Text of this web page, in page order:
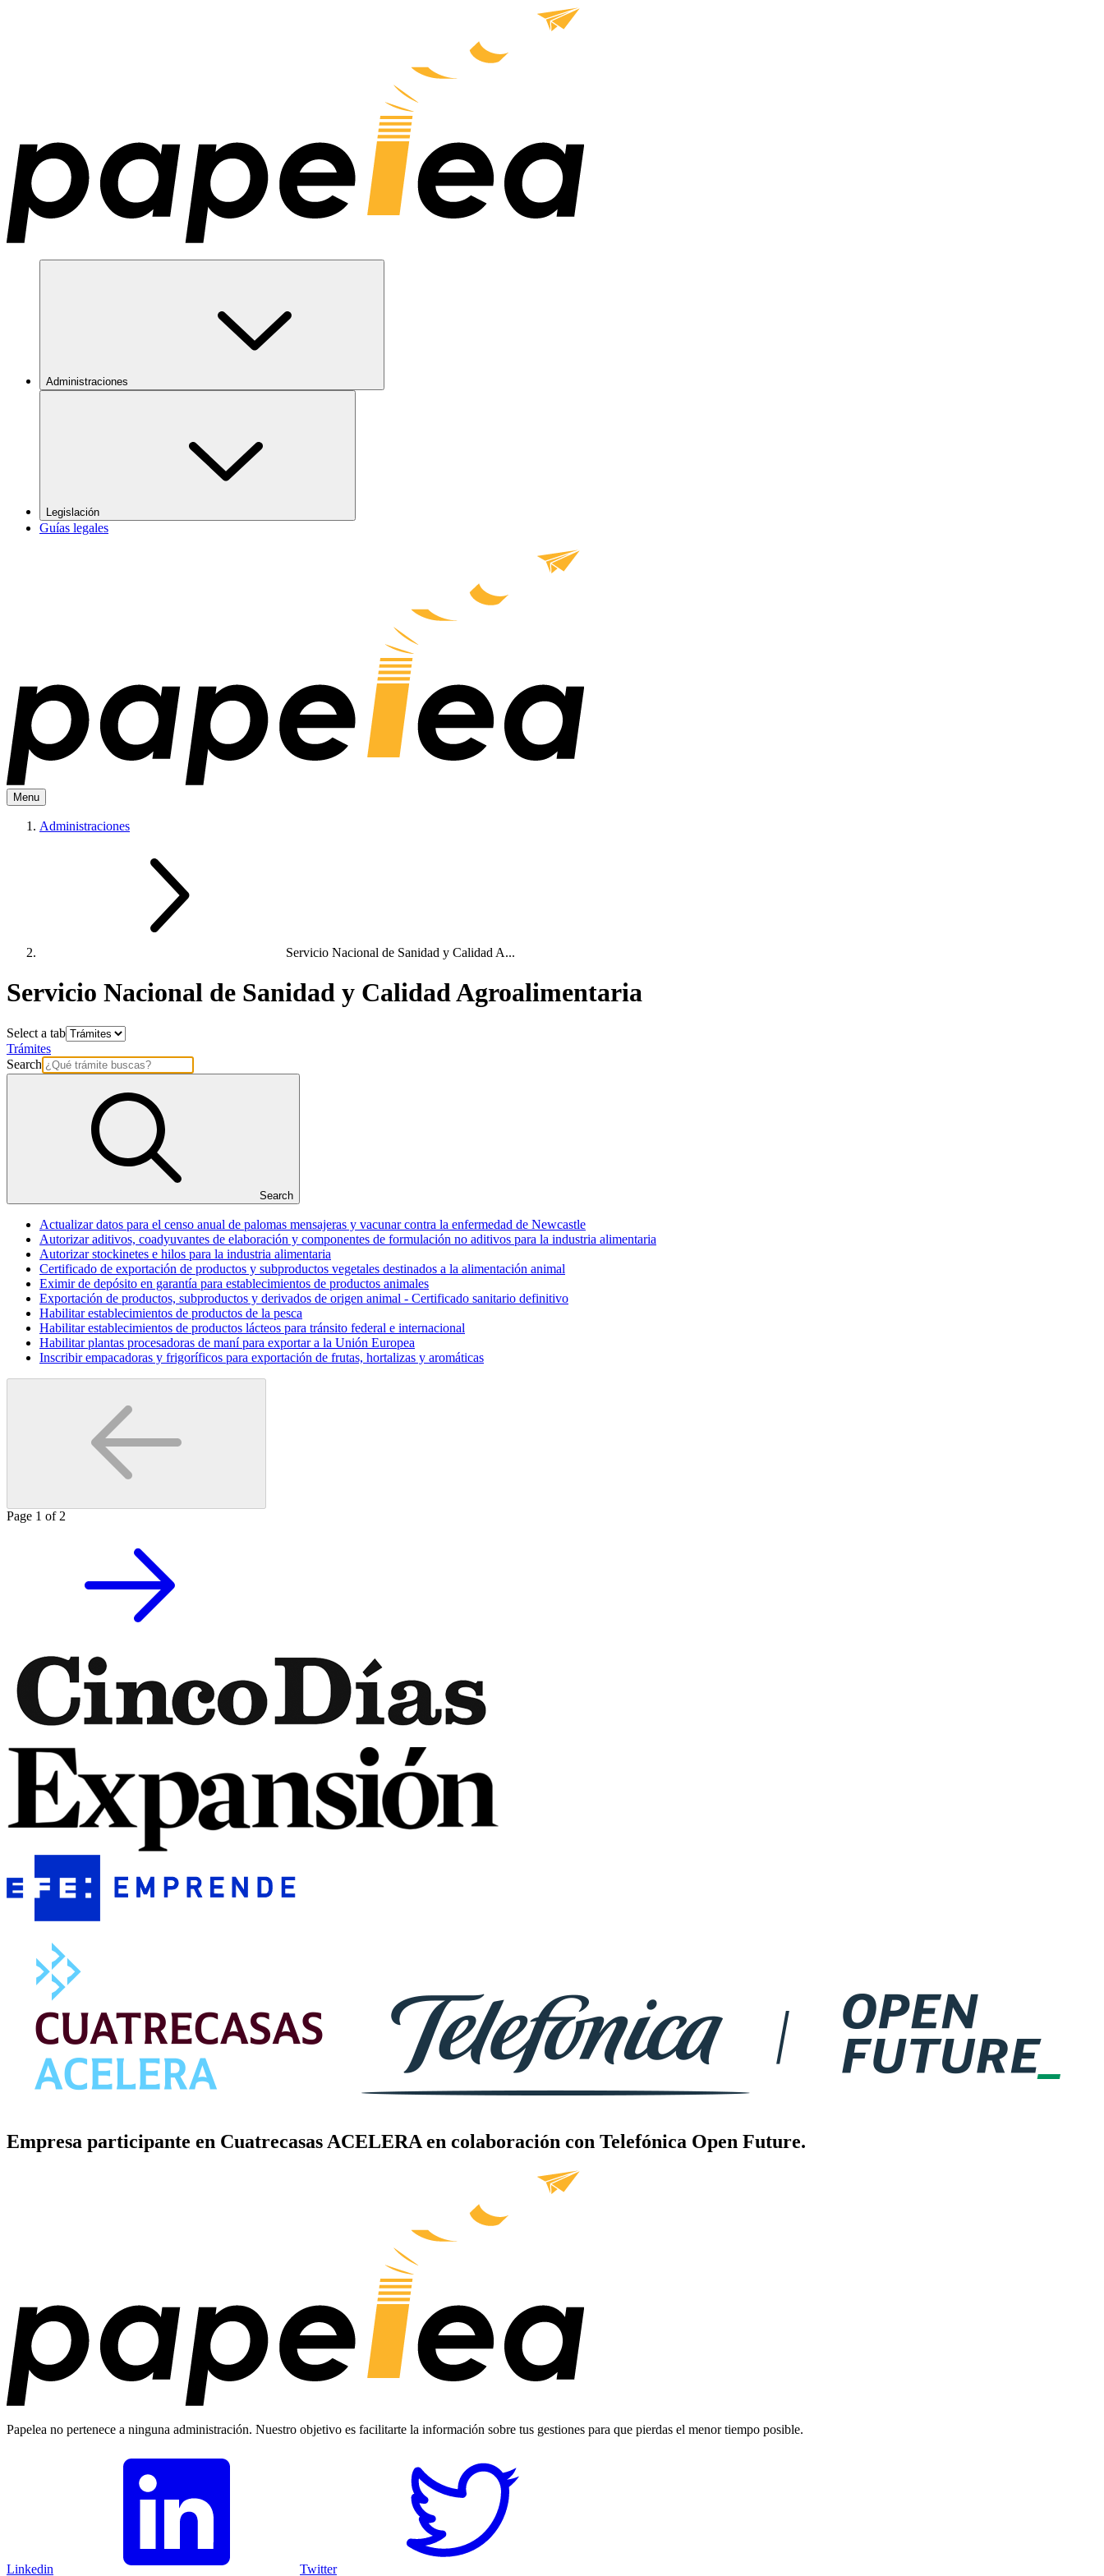
Administraciones
Legislación
Guías legales
Menu
Administraciones
Servicio Nacional de Sanidad y Calidad A...
Servicio Nacional de Sanidad y Calidad Agroalimentaria
Select a tab
Trámites
Search
Search
Actualizar datos para el censo anual de palomas mensajeras y vacunar contra la enfermedad de Newcastle
Autorizar aditivos, coadyuvantes de elaboración y componentes de formulación no aditivos para la industria alimentaria
Autorizar stockinetes e hilos para la industria alimentaria
Certificado de exportación de productos y subproductos vegetales destinados a la alimentación animal
Eximir de depósito en garantía para establecimientos de productos animales
Exportación de productos, subproductos y derivados de origen animal - Certificado sanitario definitivo
Habilitar establecimientos de productos de la pesca
Habilitar establecimientos de productos lácteos para tránsito federal e internacional
Habilitar plantas procesadoras de maní para exportar a la Unión Europea
Inscribir empacadoras y frigoríficos para exportación de frutas, hortalizas y aromáticas
Page 1 of 2
Empresa participante en Cuatrecasas ACELERA en colaboración con Telefónica Open Future.
Papelea no pertenece a ninguna administración. Nuestro objetivo es facilitarte la información sobre tus gestiones para que pierdas el menor tiempo posible.
Linkedin Twitter